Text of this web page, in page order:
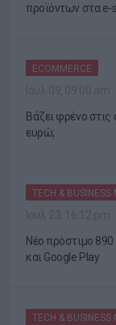
προϊόντων στα e-
ECOMMERCE
Βάζει φρένο
ευρώ;
TECH & BUSINESS
Νέο πρόστιμο
και Google Play
TECH & BUSINESS